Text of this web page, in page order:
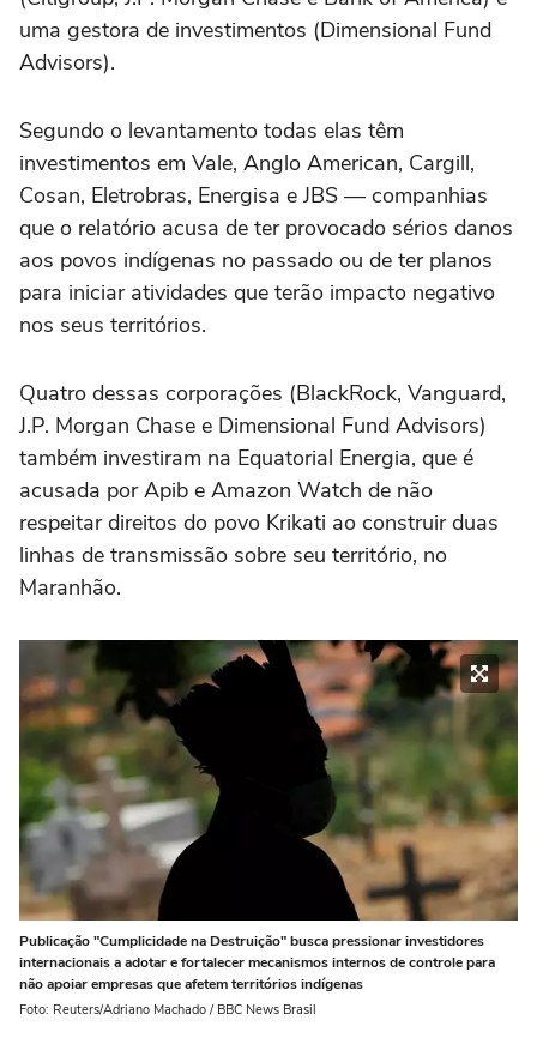
uma gestora de investimentos (Dimensional Fund
Advisors).
Segundo o levantamento todas elas têm
investimentos em Vale, Anglo American, Cargill,
Cosan, Eletrobras, Energisa e JBS — companhias
que o relatório acusa de ter provocado sérios danos
aos povos indígenas no passado ou de ter planos
para iniciar atividades que terão impacto negativo
nos seus territórios.
Quatro dessas corporações (BlackRock, Vanguard,
J.P. Morgan Chase e Dimensional Fund Advisors)
também investiram na Equatorial Energia, que é
acusada por Apib e Amazon Watch de não
respeitar direitos do povo Krikati ao construir duas
linhas de transmissão sobre seu território, no
Maranhão.
Publicação "Cumplicidade na Destruição" busca pressionar investidores
internacionais a adotar e fortalecer mecanismos internos de controle para
não apoiar empresas que afetem territórios indígenas
Foto: Reuters/Adriano Machado / BBC News Brasil